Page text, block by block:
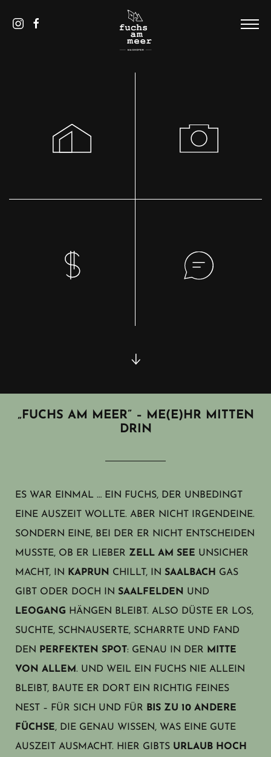
„FUCHS AM MEER” – ME(E)HR MITTEN
DRIN
ES WAR EINMAL … EIN FUCHS, DER UNBEDINGT
EINE AUSZEIT WOLLTE. ABER NICHT IRGENDEINE.
SONDERN EINE, BEI DER ER NICHT ENTSCHEIDEN
MUSSTE, OB ER LIEBER ZELL AM SEE UNSICHER
MACHT, IN
KAPRUN CHILLT, IN SAALBACH
GAS
GIBT ODER DOCH IN SAALFELDEN UND
LEOGANG HÄNGEN BLEIBT. ALSO DÜSTE ER LOS,
SUCHTE, SCHNAUSERTE, SCHARRTE UND FAND
DEN
PERFEKTEN SPOT: GENAU IN DER MITTE
VON ALLEM. UND WEIL EIN FUCHS NIE ALLEIN
BLEIBT, BAUTE ER DORT EIN RICHTIG FEINES
NEST – FÜR SICH UND FÜR BIS ZU 10 ANDERE
FÜCHSE, DIE GENAU WISSEN, WAS EINE GUTE
AUSZEIT AUSMACHT. HIER GIBTS URLAUB HOCH
DE
SUMMERDREAMS
ANREISE